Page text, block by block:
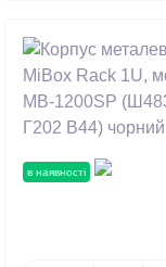
в наявності